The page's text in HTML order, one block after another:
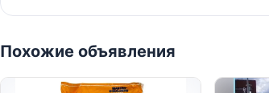
Похожие объявления